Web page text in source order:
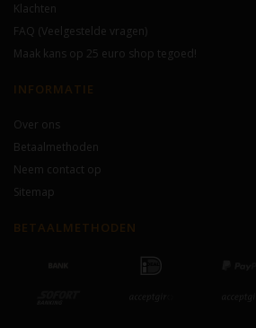
Klachten
FAQ (Veelgestelde vragen)
Maak kans op 25 euro shop tegoed!
INFORMATIE
Over ons
Betaalmethoden
Neem contact op
Sitemap
BETAALMETHODEN